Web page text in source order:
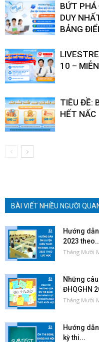
BỨT PHÁ
DUY
BẢNG
10 –
TIÊU ĐỀ:
HẾT NẤC
BÀI VIẾT NHIỀU NGƯỜI
Hướng
2023
Tháng Mười
Những
ĐHQGHN
Tháng Mười
Hướng
kỳ thi...